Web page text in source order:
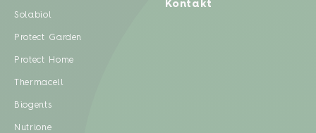
Solabiol
Protect Garden
Protect Home
Thermacell
Biogents
Nutrione
Kontakt